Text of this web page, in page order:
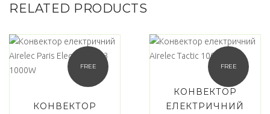
RELATED PRODUCTS
FREE
КОНВЕКТОР
FREE
КОНВЕКТОР
ЕЛЕКТРИЧНИЙ